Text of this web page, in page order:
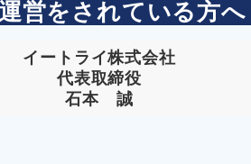
営をされている方へ
イートライ株式会社
代表取締役
石本 誠